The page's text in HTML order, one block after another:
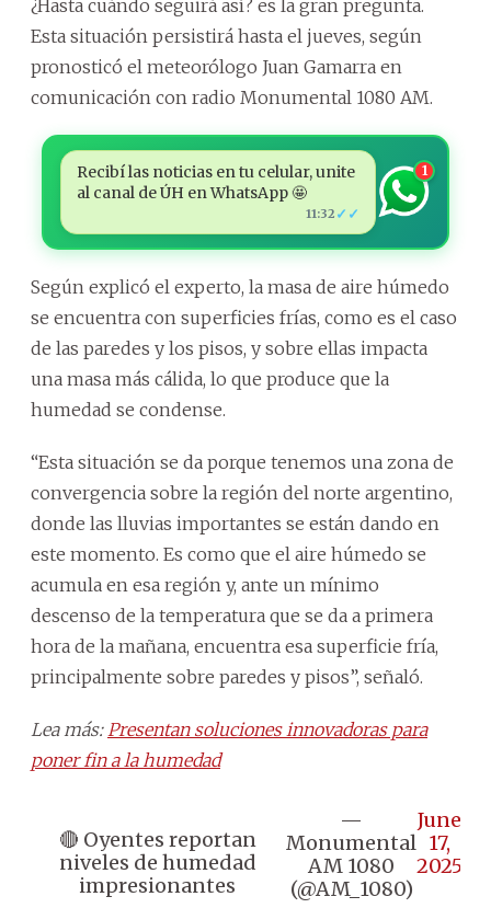
¿Hasta cuándo seguirá así? es la gran pregunta.
Esta situación persistirá hasta el jueves, según
pronosticó el meteorólogo Juan Gamarra en
comunicación con radio Monumental 1080 AM.
Recibí las noticias en tu celular, unite
al canal de ÚH en WhatsApp 🤩
11:32 ✓✓
1
Según explicó el experto, la masa de aire húmedo
se encuentra con superficies frías, como es el caso
de las paredes y los pisos, y sobre ellas impacta
una masa más cálida, lo que produce que la
humedad se condense.
“Esta situación se da porque tenemos una zona de
convergencia sobre la región del norte argentino,
donde las lluvias importantes se están dando en
este momento. Es como que el aire húmedo se
acumula en esa región y, ante un mínimo
descenso de la temperatura que se da a primera
hora de la mañana, encuentra esa superficie fría,
principalmente sobre paredes y pisos”, señaló.
Lea más: Presentan soluciones innovadoras para
poner fin a la humedad
🔴 Oyentes reportan
niveles de humedad
impresionantes
—
Monumental
AM 1080
(@AM_1080)
June
17,
2025